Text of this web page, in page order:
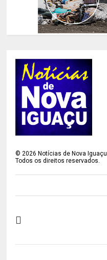
©2026 Notícias de Nova Iguaçu
Todos os direitos reservados.